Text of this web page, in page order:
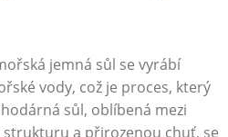
jemná sůl se vyrábí
vody, což je proces, který
sůl, oblíbená mezi
a přirozenou chuť, se